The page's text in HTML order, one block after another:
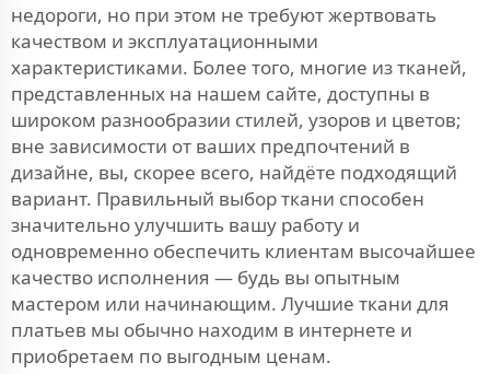
недороги, но при этом не требуют жертвовать
качеством и эксплуатационными
характеристиками. Более того, многие из тканей,
представленных на нашем сайте, доступны в
широком разнообразии стилей, узоров и цветов;
вне зависимости от ваших предпочтений в
дизайне, вы, скорее всего, найдёте подходящий
вариант. Правильный выбор ткани способен
значительно улучшить вашу работу и
одновременно обеспечить клиентам высочайшее
качество исполнения — будь вы опытным
мастером или начинающим. Лучшие ткани для
платьев мы обычно находим в интернете и
приобретаем по выгодным ценам.